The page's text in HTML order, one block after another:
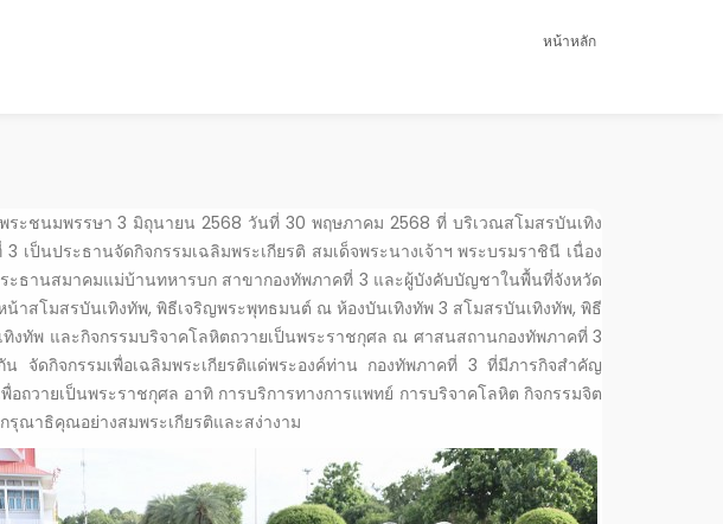
หน้าหลัก
ระชนมพรรษา 3 มิถุนายน 2568 วันที่ 30 พฤษภาคม 2568 ที่ บริเวณสโมสรบันเทิง
ป็นประธานจัดกิจกรรมเฉลิมพระเกียรติ สมเด็จพระนางเจ้าฯ พระบรมราชินี เนื่อง
ธานสมาคมแม่บ้านทหารบก สาขากองทัพภาคที่ 3 และผู้บังคับบัญชาในพื้นที่จังหวัด
สโมสรบันเทิงทัพ, พิธีเจริญพระพุทธมนต์ ณ ห้องบันเทิงทัพ 3 สโมสรบันเทิงทัพ, พิธี
งทัพ และกิจกรรมบริจาคโลหิตถวายเป็นพระราชกุศล ณ ศาสนสถานกองทัพภาคที่ 3
จัดกิจกรรมเพื่อเฉลิมพระเกียรติแด่พระองค์ท่าน กองทัพภาคที่ 3 ที่มีภารกิจสำคัญ
ถวายเป็นพระราชกุศล อาทิ การบริการทางการแพทย์ การบริจาคโลหิต กิจกรรมจิต
ณาธิคุณอย่างสมพระเกียรติและสง่างาม